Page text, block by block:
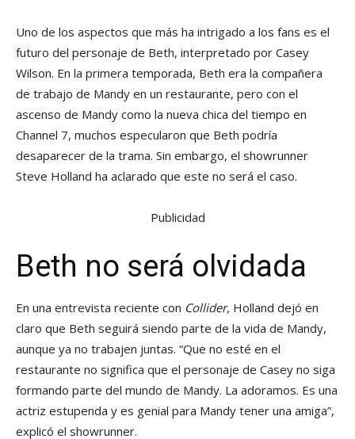
Uno de los aspectos que más ha intrigado a los fans es el
futuro del personaje de Beth, interpretado por Casey
Wilson. En la primera temporada, Beth era la compañera
de trabajo de Mandy en un restaurante, pero con el
ascenso de Mandy como la nueva chica del tiempo en
Channel 7, muchos especularon que Beth podría
desaparecer de la trama. Sin embargo, el showrunner
Steve Holland ha aclarado que este no será el caso.
Publicidad
Beth no será olvidada
En una entrevista reciente con Collider, Holland dejó en
claro que Beth seguirá siendo parte de la vida de Mandy,
aunque ya no trabajen juntas. “Que no esté en el
restaurante no significa que el personaje de Casey no siga
formando parte del mundo de Mandy. La adoramos. Es una
actriz estupenda y es genial para Mandy tener una amiga”,
explicó el showrunner.